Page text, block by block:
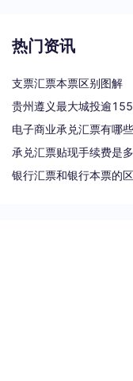
热门资讯
支票汇票本票区别图解
电子商业承兑汇票有哪
承兑汇票贴现手续费是